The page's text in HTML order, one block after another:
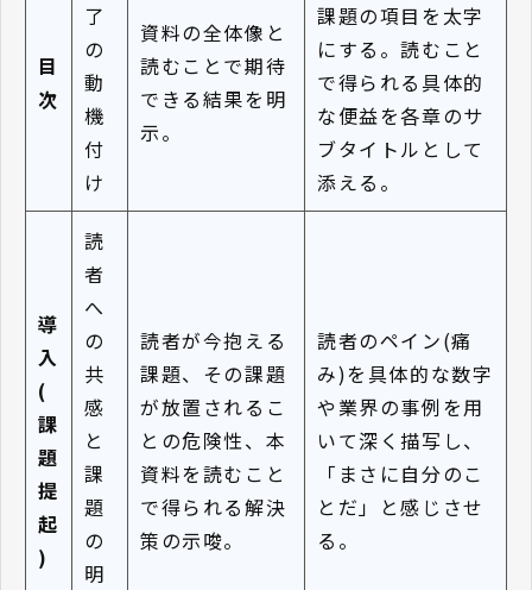
目
次
了
の
動
機
付
け
資料の全体像と
読むことで期待
できる結果を明
示。
課題の項目を太字
にする。読むこと
で得られる具体的
な便益を各章のサ
ブタイトルとして
添える。
導
入
(
課
題
提
起
)
読
者
へ
の
共
感
と
課
題
の
明
読者が今抱える
課題、その課題
が放置されるこ
との危険性、本
資料を読むこと
で得られる解決
策の示唆。
読者のペイン(痛
み)を具体的な数字
や業界の事例を用
いて深く描写し、
「まさに自分のこ
とだ」と感じさせ
る。